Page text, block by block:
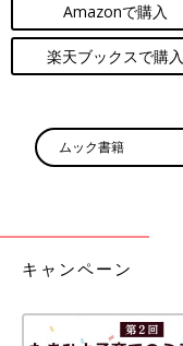
Amazonで購入
楽天ブックスで購入
ムック書籍
キャンペーン